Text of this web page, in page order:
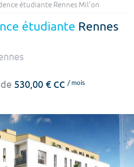
recherche
Budget max
m²
Surface max
m²
étudiante Rennes Mil'on
étudiante Rennes
530,00 € cc / mois